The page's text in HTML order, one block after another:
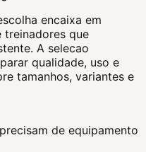
encaixa em
treinadores que
A selecao
qualidade, uso e
tamanhos, variantes e
de equipamento